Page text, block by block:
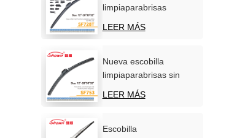
limpiaparabrisas
multifuncionales de
calidad superior para
LEER MÁS
Nueva escobilla
limpiaparabrisas sin
hueso, universal y
multifuncional de
LEER MÁS
Escobilla